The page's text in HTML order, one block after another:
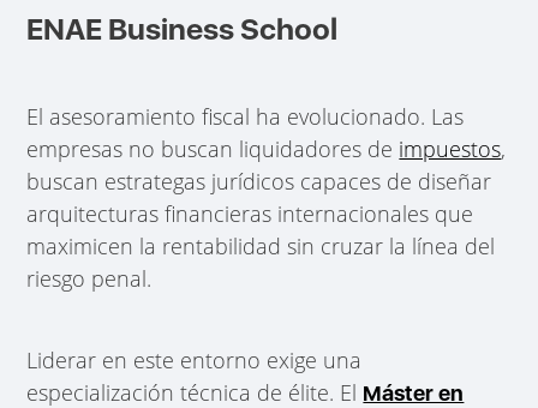
ENAE Business School
El asesoramiento fiscal ha evolucionado. Las
empresas no buscan liquidadores de impuestos,
buscan estrategas jurídicos capaces de diseñar
arquitecturas financieras internacionales que
maximicen la rentabilidad sin cruzar la línea del
riesgo penal.
Liderar en este entorno exige una
especialización técnica de élite. El Máster en